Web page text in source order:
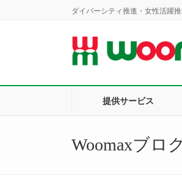
ダイバーシティ推進・女性活躍
提供サービス
Woomaxブロ